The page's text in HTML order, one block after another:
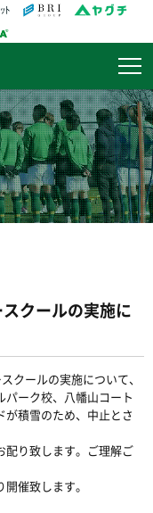
クールの実施に
クールの実施について、
ーク校、八幡山コート
積雪のため、中止とさ
配り致します。ご理解ご
催致します。